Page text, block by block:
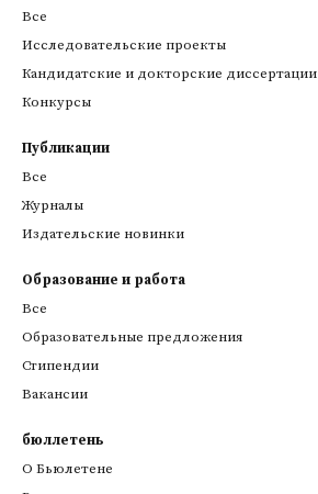
Все
Исследовательские проекты
Кандидатские и докторские диссертации
Конкурсы
Публикации
Все
Журналы
Издательские новинки
Образование и работа
Все
Образовательные предложения
Стипендии
Вакансии
бюллетень
О Бьюлетене